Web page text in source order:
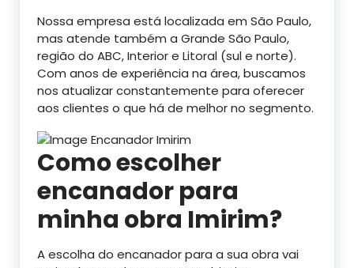
Nossa empresa está localizada em São Paulo,
mas atende também a Grande São Paulo,
região do ABC, Interior e Litoral (sul e norte).
Com anos de experiência na área, buscamos
nos atualizar constantemente para oferecer
aos clientes o que há de melhor no segmento.
Como escolher
encanador para
minha obra Imirim?
A escolha do encanador para a sua obra vai